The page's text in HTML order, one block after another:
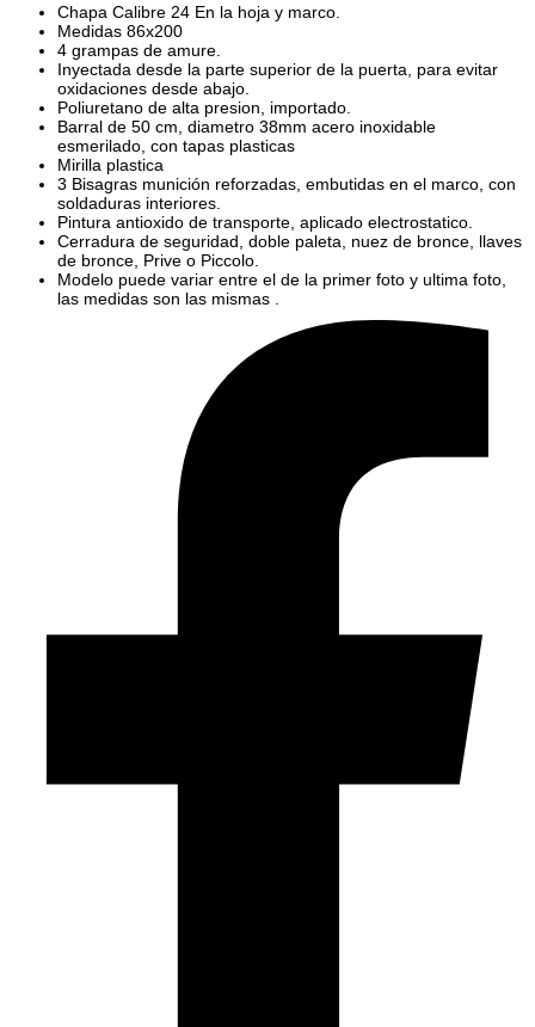
Chapa Calibre 24 En la hoja y marco.
Medidas 86x200
4 grampas de amure.
Inyectada desde la parte superior de la puerta, para evitar
oxidaciones desde abajo.
Poliuretano de alta presion, importado.
Barral de 50 cm, diametro 38mm acero inoxidable
esmerilado, con tapas plasticas
Mirilla plastica
3 Bisagras munición reforzadas, embutidas en el marco, con
soldaduras interiores.
Pintura antioxido de transporte, aplicado electrostatico.
Cerradura de seguridad, doble paleta, nuez de bronce, llaves
de bronce, Prive o Piccolo.
Modelo puede variar entre el de la primer foto y ultima foto,
las medidas son las mismas .